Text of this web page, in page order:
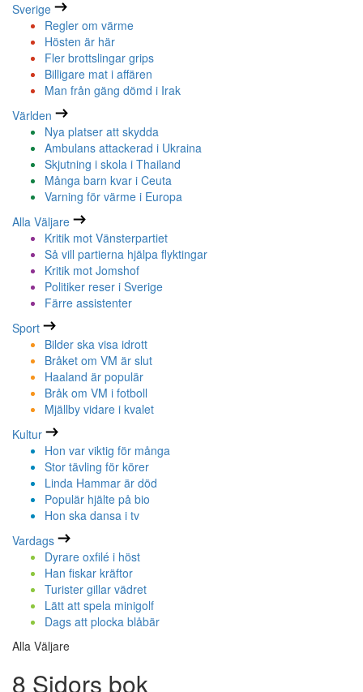
Sverige
Regler om värme
Hösten är här
Fler brottslingar grips
Billigare mat i affären
Man från gäng dömd i Irak
Världen
Nya platser att skydda
Ambulans attackerad i Ukraina
Skjutning i skola i Thailand
Många barn kvar i Ceuta
Varning för värme i Europa
Alla Väljare
Kritik mot Vänsterpartiet
Så vill partierna hjälpa flyktingar
Kritik mot Jomshof
Politiker reser i Sverige
Färre assistenter
Sport
Bilder ska visa idrott
Bråket om VM är slut
Haaland är populär
Bråk om VM i fotboll
Mjällby vidare i kvalet
Kultur
Hon var viktig för många
Stor tävling för körer
Linda Hammar är död
Populär hjälte på bio
Hon ska dansa i tv
Vardags
Dyrare oxfilé i höst
Han fiskar kräftor
Turister gillar vädret
Lätt att spela minigolf
Dags att plocka blåbär
Alla Väljare
8 Sidors bok